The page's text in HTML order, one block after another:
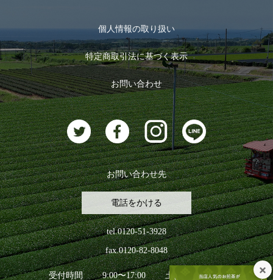
お茶のギフト
おすすめのお茶
お茶に合うスイーツ
ログイン
ログアウト
個人情報の取り扱い
特定商取引法に基づく表示
お問い合わせ
お問い合わせ先
電話をかける
tel.0120-51-3928
fax.0120-82-8048
受付時間 9:00〜17:00 土日祝日を除く